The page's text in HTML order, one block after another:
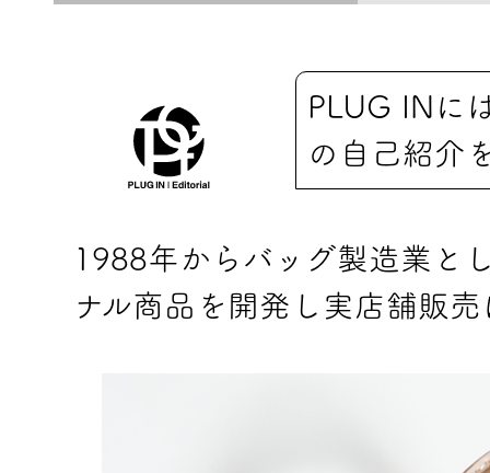
PLUG INに
の自己紹介
1988年からバッグ製造業と
ナル商品を開発し実店舗販